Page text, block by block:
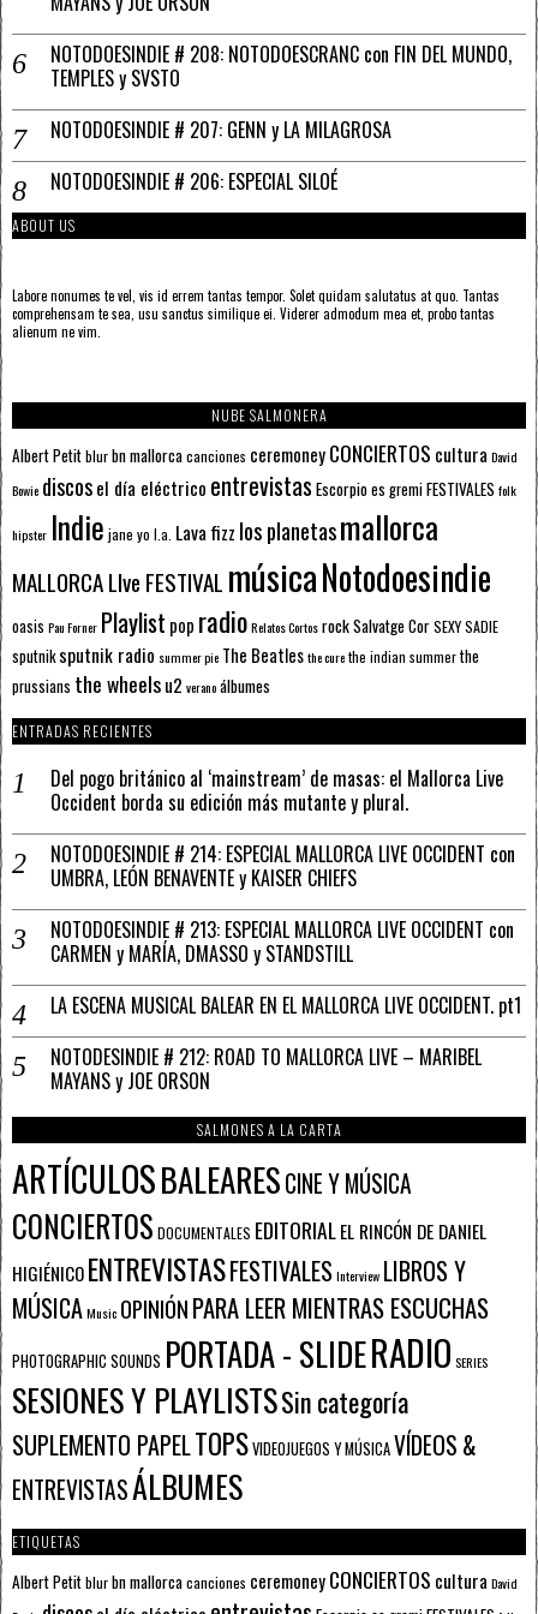
NOTODOESINDIE # 208: NOTODOESCRANC con FIN DEL MUNDO,
TEMPLES y SVSTO
NOTODOESINDIE # 207: GENN y LA MILAGROSA
NOTODOESINDIE # 206: ESPECIAL SILOÉ
ABOUT US
Labore nonumes te vel, vis id errem tantas tempor. Solet quidam salutatus at quo. Tantas
comprehensam te sea, usu sanctus similique ei. Viderer admodum mea et, probo tantas
alienum ne vim.
NUBE SALMONERA
Albert Petitblurbn mallorcacanciones ceremoneyCONCIERTOS cultura David
Bowie discosel día eléctrico entrevistas Escorpioes gremiFESTIVALES folk
hipster Indie jane yo l.a. Lava fizz los planetasmallorca
MALLORCA LIve FESTIVAL músicaNotodoesindie
oasis Pau Forner Playlist pop radioRelatos CortosrockSalvatge CorSEXY SADIE
sputnik sputnik radio summer pie The Beatlesthe curethe indian summerthe
prussians the wheelsu2 veranoálbumes
ENTRADAS RECIENTES
Del pogo británico al ‘mainstream’ de masas: el Mallorca Live
Occident borda su edición más mutante y plural.
NOTODOESINDIE # 214: ESPECIAL MALLORCA LIVE OCCIDENT con
UMBRA, LEÓN BENAVENTE y KAISER CHIEFS
NOTODOESINDIE # 213: ESPECIAL MALLORCA LIVE OCCIDENT con
CARMEN y MARÍA, DMASSO y STANDSTILL
LA ESCENA MUSICAL BALEAR EN EL MALLORCA LIVE OCCIDENT. pt1
NOTODESINDIE # 212: ROAD TO MALLORCA LIVE – MARIBEL
MAYANS y JOE ORSON
SALMONES A LA CARTA
ARTÍCULOSBALEARESCINE Y MÚSICA
CONCIERTOS DOCUMENTALES EDITORIALEL RINCÓN DE DANIEL
HIGIÉNICOENTREVISTASFESTIVALESInterview LIBROS Y
MÚSICAMusic OPINIÓNPARA LEER MIENTRAS ESCUCHAS
PHOTOGRAPHIC SOUNDS PORTADA - SLIDERADIO SERIES
SESIONES Y PLAYLISTSSin categoría
SUPLEMENTO PAPELTOPSVIDEOJUEGOS Y MÚSICAVÍDEOS &
ENTREVISTASÁLBUMES
ETIQUETAS
Albert Petitblurbn mallorcacanciones ceremoneyCONCIERTOS cultura David